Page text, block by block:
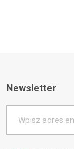
Newsletter
Wpisz adres